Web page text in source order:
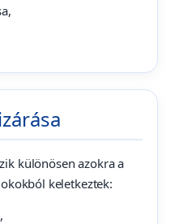
különösen azokra a
keletkeztek: